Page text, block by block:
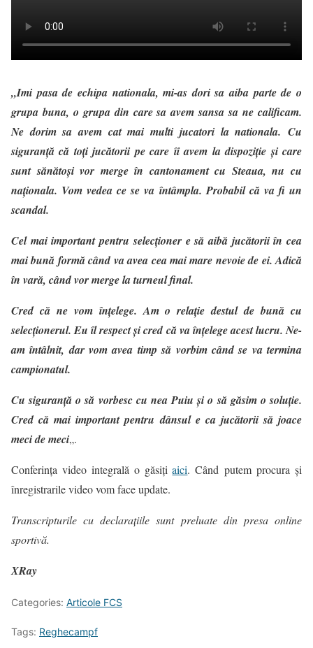
„Imi pasa de echipa nationala, mi-as dori sa aiba parte de o
grupa buna, o grupa din care sa avem sansa sa ne calificam.
Ne dorim sa avem cat mai multi jucatori la nationala. Cu
siguranţă că toţi jucătorii pe care îi avem la dispoziţie şi care
sunt sănătoşi vor merge în cantonament cu Steaua, nu cu
naţionala. Vom vedea ce se va întâmpla. Probabil că va fi un
scandal.
Cel mai important pentru selecţioner e să aibă jucătorii în cea
mai bună formă când va avea cea mai mare nevoie de ei. Adică
în vară, când vor merge la turneul final.
Cred că ne vom înţelege. Am o relaţie destul de bună cu
selecţionerul. Eu îl respect şi cred că va înţelege acest lucru. Ne-
am întâlnit, dar vom avea timp să vorbim când se va termina
campionatul.
Cu siguranţă o să vorbesc cu nea Puiu şi o să găsim o soluţie.
Cred că mai important pentru dânsul e ca jucătorii să joace
meci de meci„.
Conferința video integrală o găsițiaici. Când putem procura și
înregistrarile video vom face update.
Transcripturile cu declarațiile sunt preluate din presa online
sportivă.
XRay
Categories: Articole FCS
Tags: Reghecampf